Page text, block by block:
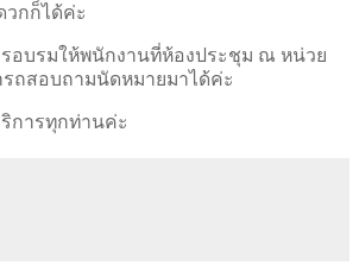
วกก็ได้ค่ะ
รอบรมให้พนักงานที่ห้องประชุม ณ หน่วย
ถสอบถามนัดหมายมาได้ค่ะ
การทุกท่านค่ะ